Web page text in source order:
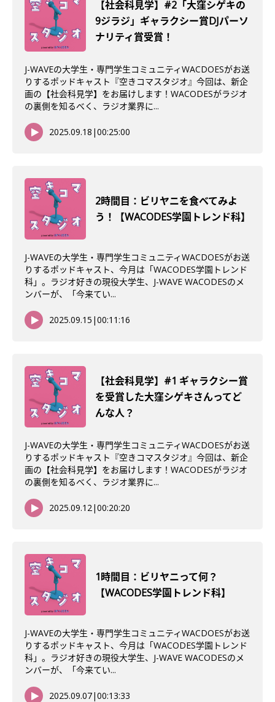
【社会科見学】#2「大窪シゲキの
9ジラジ」ギャラクシー賞DJパーソ
ナリティ賞受賞！
J-WAVEの大学生・専門学生コミュニティWACDOESがお送
りするポッドキャスト『空きコマスタジオ』今回は、新企
画の【社会科見学】をお届けします！WACODESがラジオ
の裏側を知るべく、ラジオ業界に...
2025.09.18 |00:25:00
2時間目：ビリヤニを食べてみよ
う！【WACODES学園トレンド科】
J-WAVEの大学生・専門学生コミュニティWACDOESがお送
りするポッドキャスト、今月は「WACODES学園トレンド
科」。ラジオ好きの現役大学生、J-WAVE WACODESのメ
ンバーが、「今来てい...
2025.09.15 |00:11:16
【社会科見学】#1 ギャラクシー賞
を受賞した大窪シゲキさんってど
んな人？
J-WAVEの大学生・専門学生コミュニティWACDOESがお送
りするポッドキャスト『空きコマスタジオ』今回は、新企
画の【社会科見学】をお届けします！WACODESがラジオ
の裏側を知るべく、ラジオ業界に...
2025.09.12|00:20:20
1時間目：ビリヤニって何？
【WACODES学園トレンド科】
J-WAVEの大学生・専門学生コミュニティWACDOESがお送
りするポッドキャスト、今月は「WACODES学園トレンド
科」。ラジオ好きの現役大学生、J-WAVE WACODESのメ
ンバーが、「今来てい...
2025.09.07|00:13:33